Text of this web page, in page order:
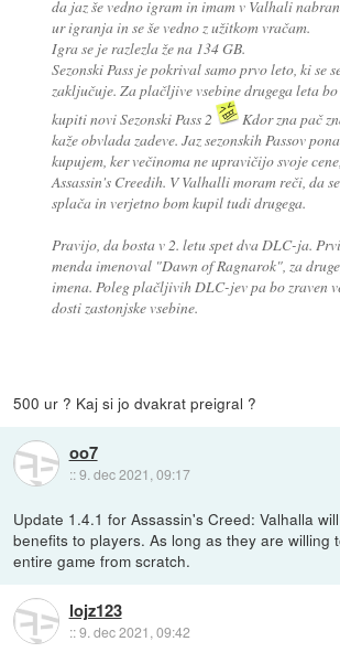
da jaz še vedno igram in imam v Valhali
ur igranja in se še vedno z užitkom vračam.
Igra se je razlezla že na 134 GB.
Sezonski Pass je pokrival samo prvo leto, ki se
zaključuje. Za plačljive vsebine drugega leta
kupiti novi Sezonski Pass 2
Kdor zna pač
kaže obvlada zadeve. Jaz sezonskih Passov
kupujem, ker večinoma ne upravičijo svoje
Assassin's Creedih. V Valhalli moram reči, da
splača in verjetno bom kupil tudi drugega.
Pravijo, da bosta v 2. letu spet dva DLC-ja.
menda imenoval "Dawn of Ragnarok", za
imena. Poleg plačljivih DLC-jev pa bo zraven
dosti zastonjske vsebine.
500 ur ? Kaj si jo dvakrat preigral ?
oo7
::9. dec 2021, 09:17
Update 1.4.1 for Assassin's Creed: Valhalla
benefits to players. As long as they are willing
entire game from scratch.
lojz123
::9. dec 2021, 09:42